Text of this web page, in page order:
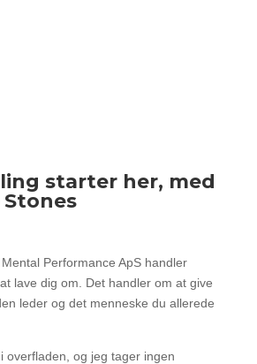
starter her, med
Stones
Performance ApS handler
lave dig om. Det handler om at give
leder og det menneske du allerede
overfladen, og jeg tager ingen